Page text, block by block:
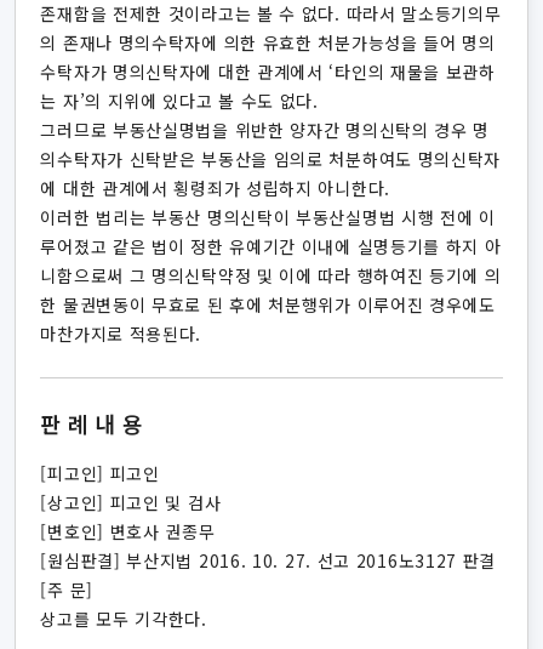
존재함을 전제한 것이라고는 볼 수 없다. 따라서 말소등기의무
의 존재나 명의수탁자에 의한 유효한 처분가능성을 들어 명의
수탁자가 명의신탁자에 대한 관계에서 ‘타인의 재물을 보관하
는 자’의 지위에 있다고 볼 수도 없다.
그러므로 부동산실명법을 위반한 양자간 명의신탁의 경우 명
의수탁자가 신탁받은 부동산을 임의로 처분하여도 명의신탁자
에 대한 관계에서 횡령죄가 성립하지 아니한다.
이러한 법리는 부동산 명의신탁이 부동산실명법 시행 전에 이
루어졌고 같은 법이 정한 유예기간 이내에 실명등기를 하지 아
니함으로써 그 명의신탁약정 및 이에 따라 행하여진 등기에 의
한 물권변동이 무효로 된 후에 처분행위가 이루어진 경우에도
마찬가지로 적용된다.
판례내용
[피고인] 피고인
[상고인] 피고인 및 검사
[변호인] 변호사 권종무
[원심판결] 부산지법 2016. 10. 27. 선고 2016노3127 판결
[주 문]
상고를 모두 기각한다.